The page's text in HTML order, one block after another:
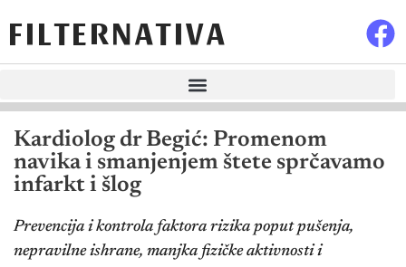
FILTERNATIVA
Kardiolog dr Begić: Promenom
navika i smanjenjem štete sprčavamo
infarkt i šlog
Prevencija i kontrola faktora rizika poput pušenja,
nepravilne ishrane, manjka fizičke aktivnosti i